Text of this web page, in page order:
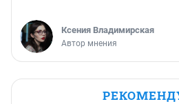
Ксения Владимирская
Автор мнения